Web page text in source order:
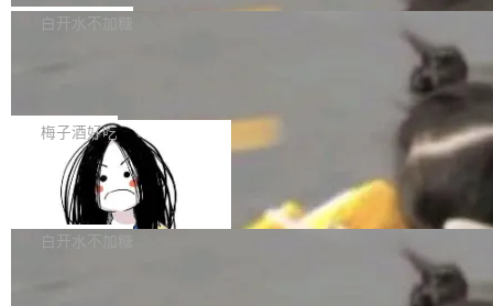
获配9...
题，该问题可能导致在旧版 Linux 内核...
P）！这一里程碑不仅标志着 Fluss 迈入新的发
长期停止内容更新，未能实现其作为“AI版维基百
提交的编辑请求也长期处于待处理状态。 Groki
pedia 于去年底上线，定位为由人工智能生成内
容的百科平台，被马斯克视为传统众包百科网站
维基百科的替代方案。Lawfare 调查发现，无论
热门页面还是低关注度页面，均未出现近期更
白开水不加糖
是这样的：配 MessageSource 的 Bean、写 R
eloadableResourceBundleMessageSource、
声明 LocaleResolver、注册 LocaleChangeInt
erceptor…五六步之后才能看到第一行翻译文
本。 Solon 换了个方式。整个 i18n 模块围绕三
梅子酒好吃
Apache Doris 4.1 全面增强 Iceberg：
支持 UPDATE、MERGE INTO 与 Iceb
erg V3
Apache Doris 4.1 要补齐的，正是缺失的那一
半。在已有查询能力的基础上，Doris 进一步支
白开水不加糖